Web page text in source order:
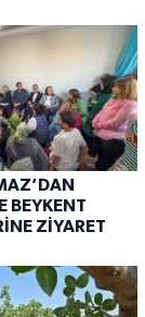
BEYKENT
ZİYARET